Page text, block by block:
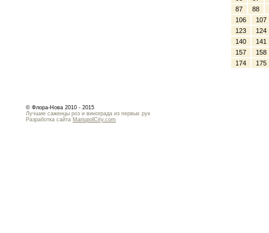
87
88
106
107
123
124
140
141
157
158
174
175
© Флора-Нова 2010 - 2015
Лучшие саженцы роз и винограда из первых рук
Разработка сайта MariupolCity.com